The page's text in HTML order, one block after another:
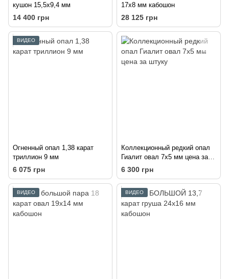
кушон 15,5х9,4 мм
14 400 грн
17х8 мм кабошон
28 125 грн
ВИДЕО
Огненный опал 1,38 карат
триллион 9 мм
6 075 грн
Коллекционный редкий опал
Гиалит овал 7х5 мм цена за
штуку
6 300 грн
ВИДЕО ВИДЕО